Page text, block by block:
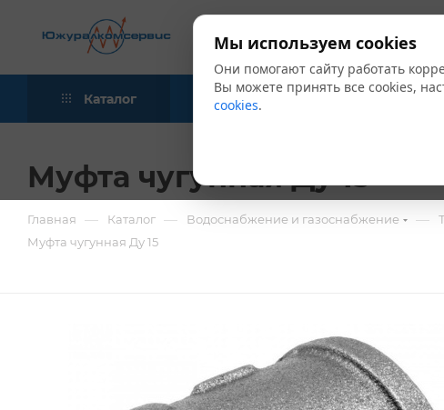
Каталог Акции
Муфта чугунная Ду 15
Главная — Каталог — Водоснабжение и газоснабжение —
Муфта чугунная Ду 15
Мы используем cookies
Они помогают сайту работать
Вы можете принять все cookies,
cookies.